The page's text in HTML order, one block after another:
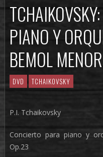
PIANO Y
BEMOL
DVD TCHAIKOVSKY
P.I. Tchaikovsky
Concierto para piano y
Op.23